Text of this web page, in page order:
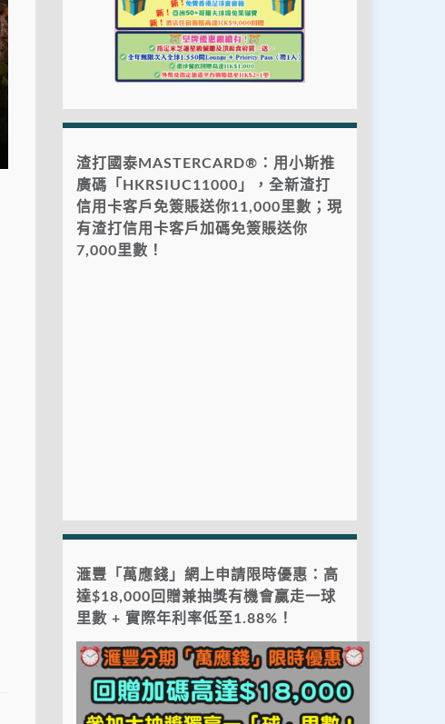
渣打國泰MASTERCARD®：用小斯推
廣碼「HKRSIUC11000」，全新渣打
信用卡客戶免簽賬送你11,000里數；現
有渣打信用卡客戶加碼免簽賬送你
7,000里數！
滙豐「萬應錢」網上申請限時優惠：高
達$18,000回贈兼抽獎有機會贏走一球
里數 + 實際年利率低至1.88%！